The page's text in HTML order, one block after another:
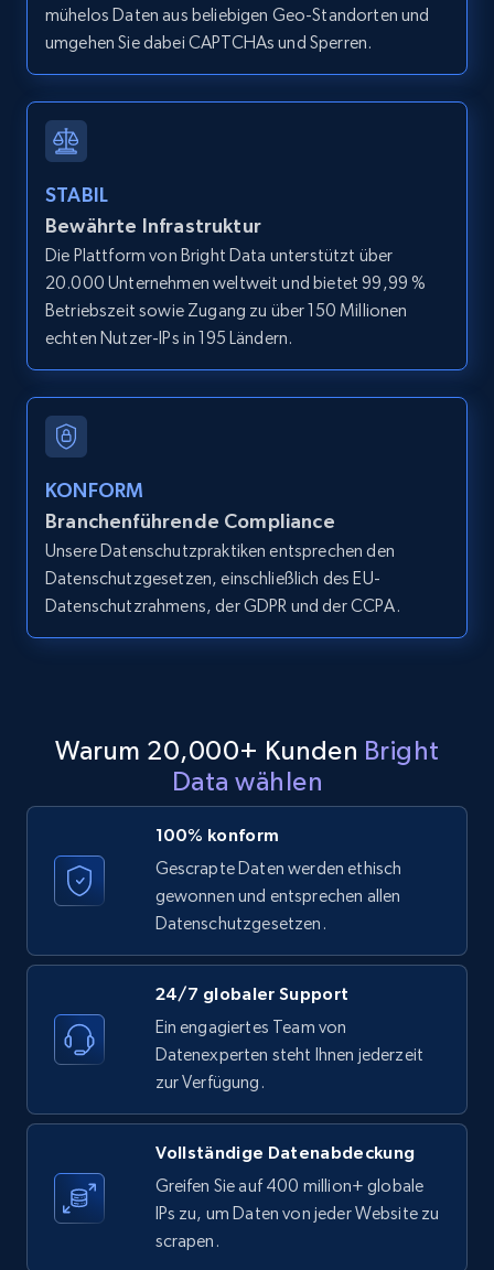
Home Depot US - Gather data on products
using specified keywords
and more.
2.1K+
Home Depot US - Discover products by
specified URL
URL, Domain, Country code, Model number,
Sku, Product id, Product name, Manufacturer,
and more.
Home Depot US - Discover products by
specified UPC
URL, Domain, Country code, Model number,
2.1K+ 352+ Gratis testen
Home Depot US - Discovery products by
specific category URL
URL, Domain, Country code, Model number,
and more.
2.1K+ 352+ Gratis testen
URL, Product id, Listing inventory id, Title, Rating,
Reviews count shop, Reviews count item, Initial
price, and more.
mühelos Daten aus beliebigen Geo-Standorten und
umgehen Sie dabei CAPTCHAs und Sperren.
STABIL
Bewährte Infrastruktur
Die Plattform von Bright Data unterstützt über
20.000 Unternehmen weltweit und bietet 99,99 %
Betriebszeit sowie Zugang zu über 150 Millionen
echten Nutzer-IPs in 195 Ländern.
KONFORM
Branchenführende Compliance
Unsere Datenschutzpraktiken entsprechen den
Datenschutzgesetzen, einschließlich des EU-
Datenschutzrahmens, der GDPR und der CCPA.
Warum 20,000+ Kunden Bright
Data wählen
100% konform
Gescrapte Daten werden ethisch
gewonnen und entsprechen allen
Datenschutzgesetzen.
24/7 globaler Support
Ein engagiertes Team von
Datenexperten steht Ihnen jederzeit
zur Verfügung.
Vollständige Datenabdeckung
Greifen Sie auf 400 million+ globale
IPs zu, um Daten von jeder Website zu
scrapen.